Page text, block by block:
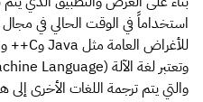
استخداماً في الوقت الحالي في
والتي يتم ترجمة اللغات الأخرى إلى